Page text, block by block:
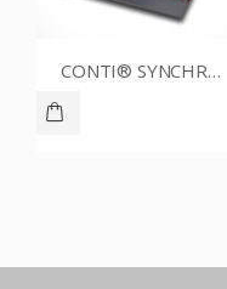
CONTI® SYNCHROBELT 90XL031